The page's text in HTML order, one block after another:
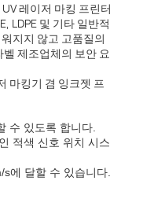
레이저 마킹 프린터
LDPE 및 기타 일반적
지지 않고 고품질의
제조업체의 보안 요
수 있도록 합니다.
적색 신호 위치 시스
에 달할 수 있습니다.